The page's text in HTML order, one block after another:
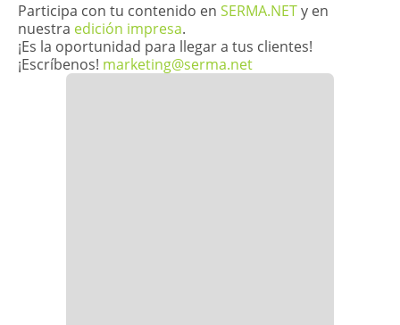
Participa con tu contenido en SERMA.NETy en
nuestra edición impresa.
¡Es la oportunidad para llegar a tus clientes!
¡Escríbenos! marketing@serma.net